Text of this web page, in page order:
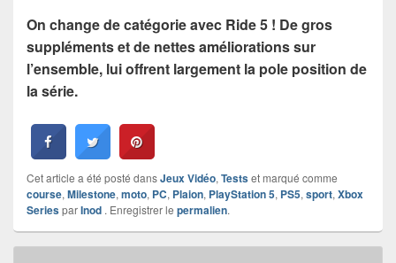
On change de catégorie avec Ride 5 ! De gros
suppléments et de nettes améliorations sur
l’ensemble, lui offrent largement la pole position de
la série.
Cet article a été posté dansJeux Vidéo, Testset marqué comme
course, Milestone, moto, PC, Plaion, PlayStation 5, PS5, sport, Xbox
SeriesparInod . Enregistrer le permalien.